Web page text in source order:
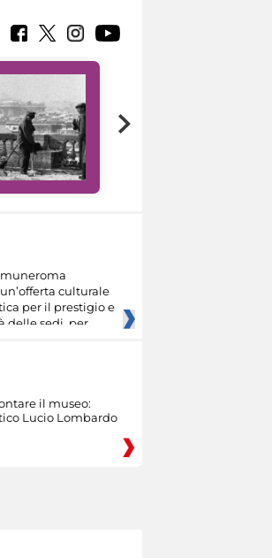
culturale
per il prestigio e
delle sedi, per
il museo:
Lucio Lombardo